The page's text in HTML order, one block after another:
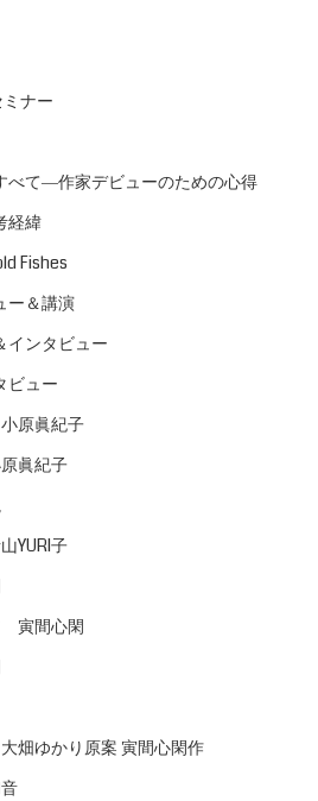
ナー
べて―作家デビューのための心得
経緯
Fishes
ー＆講演
インタビュー
ビュー
原眞紀子
眞紀子
YURI子
寅間心閑
畑ゆかり原案 寅間心閑作